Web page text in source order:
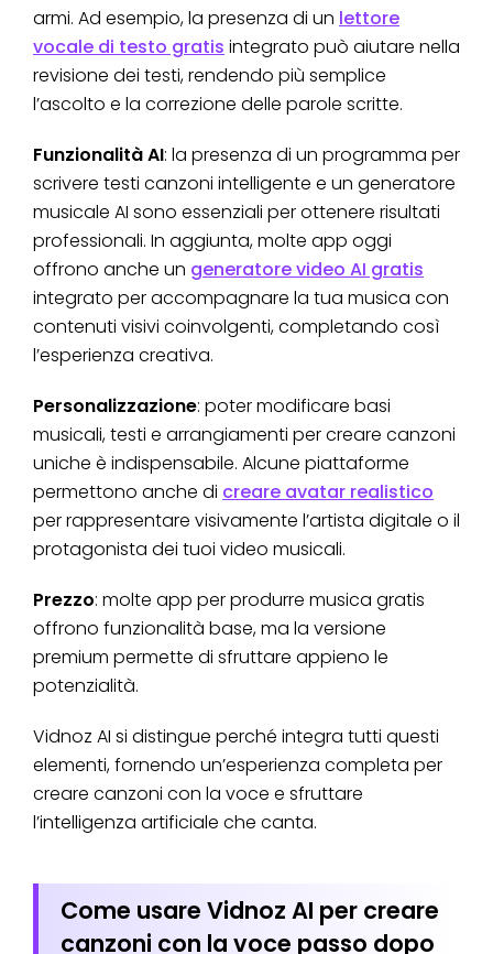
armi. Ad esempio, la presenza di un lettore
vocale di testo gratis integrato può aiutare nella
revisione dei testi, rendendo più semplice
l’ascolto e la correzione delle parole scritte.
Funzionalità AI: la presenza di un programma per
scrivere testi canzoni intelligente e un generatore
musicale AI sono essenziali per ottenere risultati
professionali. In aggiunta, molte app oggi
offrono anche un generatore video AI gratis
integrato per accompagnare la tua musica con
contenuti visivi coinvolgenti, completando così
l’esperienza creativa.
Personalizzazione: poter modificare basi
musicali, testi e arrangiamenti per creare canzoni
uniche è indispensabile. Alcune piattaforme
permettono anche di creare avatar realistico
per rappresentare visivamente l’artista digitale o il
protagonista dei tuoi video musicali.
Prezzo: molte app per produrre musica gratis
offrono funzionalità base, ma la versione
premium permette di sfruttare appieno le
potenzialità.
Vidnoz AI si distingue perché integra tutti questi
elementi, fornendo un’esperienza completa per
creare canzoni con la voce e sfruttare
l’intelligenza artificiale che canta.
Come usare Vidnoz AI per creare
canzoni con la voce passo dopo